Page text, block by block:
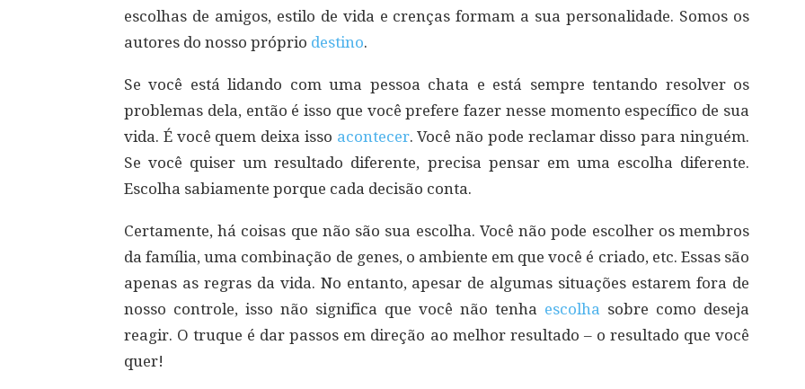
escolhas de amigos, estilo de vida e crenças formam a sua personalidade. Somos os
autores do nosso próprio destino.
Se você está lidando com uma pessoa chata e está sempre tentando resolver os
problemas dela, então é isso que você prefere fazer nesse momento específico de sua
vida. É você quem deixa isso acontecer. Você não pode reclamar disso para ninguém.
Se você quiser um resultado diferente, precisa pensar em uma escolha diferente.
Escolha sabiamente porque cada decisão conta.
Certamente, há coisas que não são sua escolha. Você não pode escolher os membros
da família, uma combinação de genes, o ambiente em que você é criado, etc. Essas são
apenas as regras da vida. No entanto, apesar de algumas situações estarem fora de
nosso controle, isso não significa que você não tenha escolha sobre como deseja
reagir. O truque é dar passos em direção ao melhor resultado – o resultado que você
quer!